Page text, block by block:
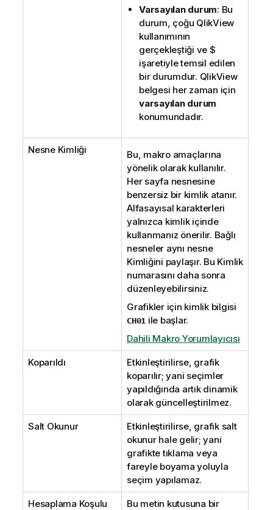
Varsayılan durum: Bu
durum, çoğu QlikView
kullanımının
gerçekleştiği ve $
işaretiyle temsil edilen
bir durumdur. QlikView
belgesi her zaman için
varsayılan durum
konumundadır.
Nesne Kimliği
Bu, makro amaçlarına
yönelik olarak kullanılır.
Her sayfa nesnesine
benzersiz bir kimlik atanır.
Alfasayısal karakterleri
yalnızca kimlik içinde
kullanmanız önerilir. Bağlı
nesneler aynı nesne
Kimliğini paylaşır. Bu Kimlik
numarasını daha sonra
düzenleyebilirsiniz.
Grafikler için kimlik bilgisi
CH01 ile başlar.
Dahili Makro Yorumlayıcısı
Koparıldı
Etkinleştirilirse, grafik
koparılır; yani seçimler
yapıldığında artık dinamik
olarak güncelleştirilmez.
Salt Okunur
Etkinleştirilirse, grafik salt
okunur hale gelir; yani
grafikte tıklama veya
fareyle boyama yoluyla
seçim yapılamaz.
Hesaplama Koşulu
Bu metin kutusuna bir